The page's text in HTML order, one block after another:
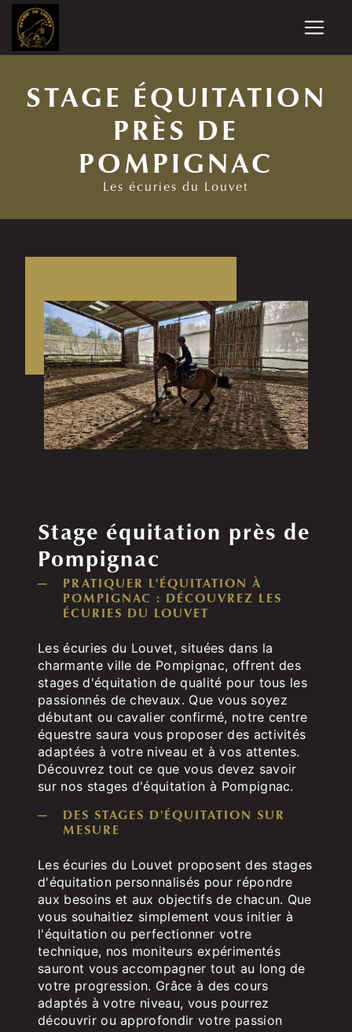
STAGE ÉQUITATION
PRÈS DE
POMPIGNAC
Les écuries du Louvet
Stage équitation près de
Pompignac
PRATIQUER L'ÉQUITATION À
POMPIGNAC : DÉCOUVREZ LES
ÉCURIES DU LOUVET
Les écuries du Louvet, situées dans la
charmante ville de Pompignac, offrent des
stages d'équitation de qualité pour tous les
passionnés de chevaux. Que vous soyez
débutant ou cavalier confirmé, notre centre
équestre saura vous proposer des activités
adaptées à votre niveau et à vos attentes.
Découvrez tout ce que vous devez savoir
sur nos stages d'équitation à Pompignac.
DES STAGES D'ÉQUITATION SUR
MESURE
Les écuries du Louvet proposent des stages
d'équitation personnalisés pour répondre
aux besoins et aux objectifs de chacun. Que
vous souhaitiez simplement vous initier à
l'équitation ou perfectionner votre
technique, nos moniteurs expérimentés
sauront vous accompagner tout au long de
votre progression. Grâce à des cours
adaptés à votre niveau, vous pourrez
découvrir ou approfondir votre passion
Panneau de gestion des cookies